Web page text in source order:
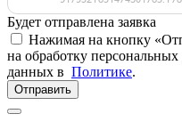
Будет отправлена заявка
Нажимая на кнопку
на обработку
данных в Политике.
Отправить